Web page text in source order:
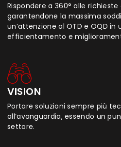
Rispondere a 360° alle
garantendone la massima
un’attenzione al OTD e OQD in
efficientamento e
VISION
Portare soluzioni sempre più
all’avanguardia, essendo un
settore.​